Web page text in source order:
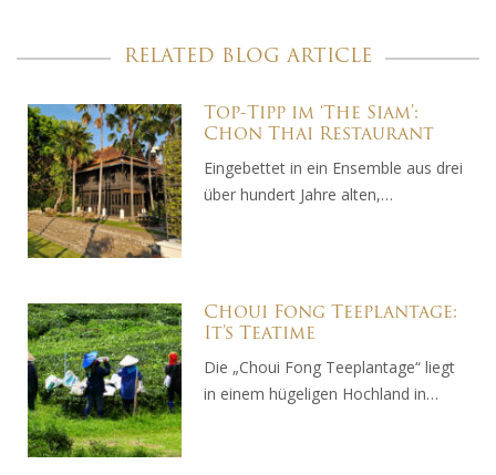
RELATED BLOG ARTICLE
Top-Tipp im ‘The Siam’:
Chon Thai Restaurant
Eingebettet in ein Ensemble aus drei
über hundert Jahre alten,…
Choui Fong Teeplantage:
It’s Teatime
Die „Choui Fong Teeplantage“ liegt
in einem hügeligen Hochland in…